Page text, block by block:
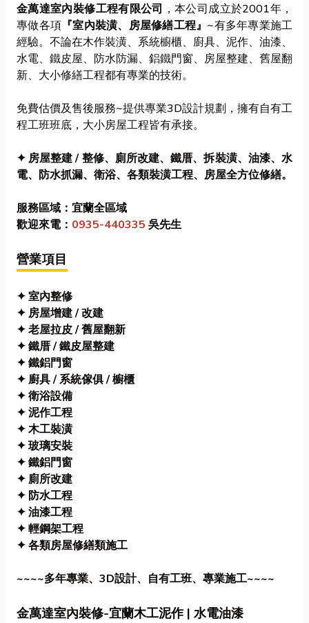
金萬達室內裝修工程有限公司 ，本公司成立於2001年，
專做各項 『室內裝潢、房屋修繕工程』 ~有多年專業施工
經驗。不論在木作裝潢、系統櫥櫃、廚具、泥作、油漆、
水電、鐵皮屋、防水防漏、鋁鐵門窗、房屋整建、舊屋翻
新、大小修繕工程都有專業的技術。
免費估價及售後服務~提供專業3D設計規劃，擁有自有工
程工班班底，大小房屋工程皆有承接。
✦ 房屋整建 / 整修、廁所改建、鐵厝、拆裝潢、油漆、水
電、防水抓漏、衛浴、各類裝潢工程、房屋全方位修繕。
服務區域：宜蘭全區域
歡迎來電： 0935-440335 吳先生
營業項目
✦ 室內整修
✦ 房屋增建 / 改建
✦ 老屋拉皮 / 舊屋翻新
✦ 鐵厝 / 鐵皮屋整建
✦ 鐵鋁門窗
✦ 廚具 / 系統傢俱 / 櫥櫃
✦ 衛浴設備
✦ 泥作工程
✦ 木工裝潢
✦ 玻璃安裝
✦ 鐵鋁門窗
✦ 廁所改建
✦ 防水工程
✦ 油漆工程
✦ 輕鋼架工程
✦ 各類房屋修繕類施工
~~~~多年專業、3D設計、自有工班、專業施工~~~~
金萬達室內裝修-宜蘭木工泥作 | 水電油漆